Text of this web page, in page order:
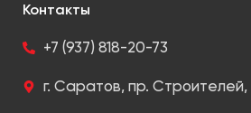
Контакты
+7 (937) 818-20-73
г. Саратов, пр.